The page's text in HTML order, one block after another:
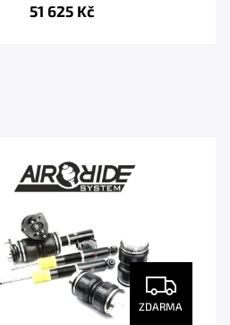
51 625 Kč
ZDARMA